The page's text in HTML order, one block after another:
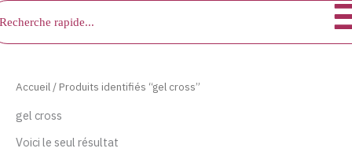
au
contenu
Accueil / Produits identifiés “gel cross”
gel cross
Voici le seul résultat